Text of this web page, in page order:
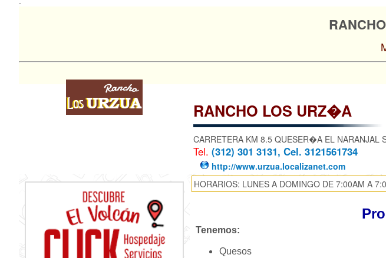
RANCHO LOS URZ�A
CARRETERA KM 8.5 QUESER�A EL NARANJAL
Tel. (312) 301 3131, Cel. 3121561734
http://www.urzua.localizanet.com
HORARIOS: LUNES A DOMINGO DE 7:00AM A
Tenemos:
Quesos